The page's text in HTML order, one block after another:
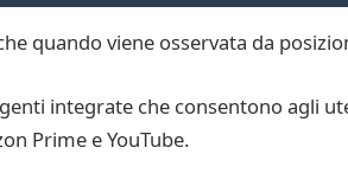
quando viene osservata da
integrate che consentono agli
Prime e YouTube.